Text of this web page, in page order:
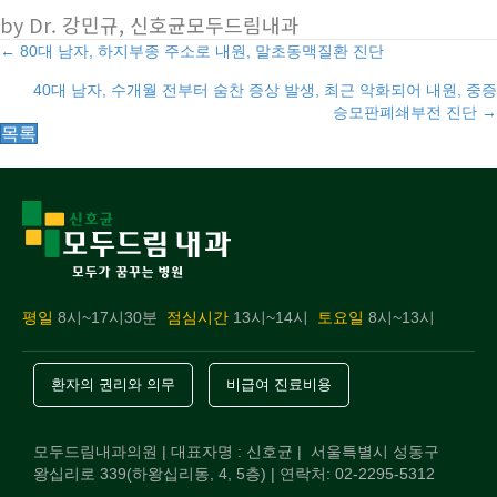
by Dr. 강민규, 신호균모두드림내과
Posts
navigation
← 80대 남자, 하지부종 주소로 내원, 말초동맥질환 진단
40대 남자, 수개월 전부터 숨찬 증상 발생, 최근 악화되어 내원, 중증
승모판폐쇄부전 진단 →
목록
평일 8시~17시30분 점심시간 13시~14시 토요일 8시~13시
환자의 권리와 의무 비급여 진료비용
모두드림내과의원 | 대표자명 : 신호균 | 서울특별시 성동구
왕십리로 339(하왕십리동, 4, 5층) | 연락처: 02-2295-5312